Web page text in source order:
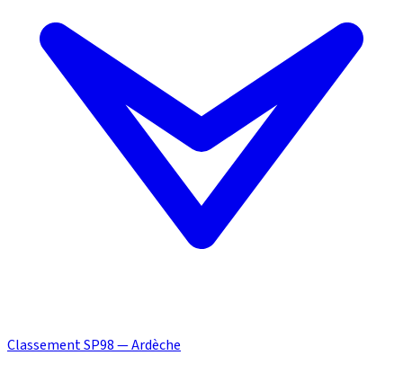
Classement SP98 — Ardèche